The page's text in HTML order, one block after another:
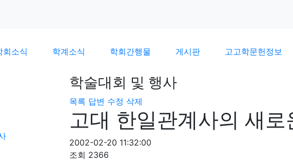
회소식 학계소식 학회간행물 게시판 고고학문헌정보
학술대회 및 행사
목록 답변 수정 삭제
고대 한일관계사의 새로
2002-02-20 11:32:00
조회 2366